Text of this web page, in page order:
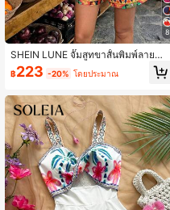
8
SHEIN LUNE จั๊มสูทขาสั้นพิมพ์ลายสำ
หรับผู้หญิงสำหรับวันหยุดพักผ่อน, ฤดูใบ
ไม้ผลิ/ฤดูร้อน
฿223 -20% โดยประมาณ